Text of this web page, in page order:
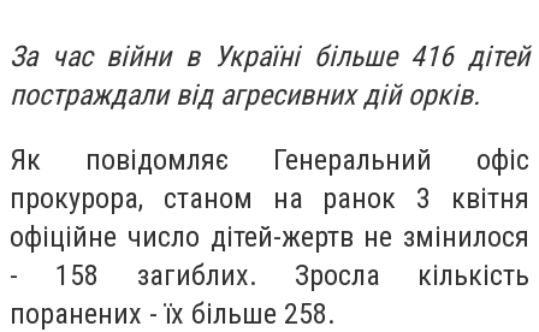
За час війни в Україні більше 416 дітей
постраждали від агресивних дій орків.
Як повідомляє Генеральний офіс
прокурора, станом на ранок 3 квітня
офіційне число дітей-жертв не змінилося
- 158 загиблих. Зросла кількість
поранених - їх більше 258.